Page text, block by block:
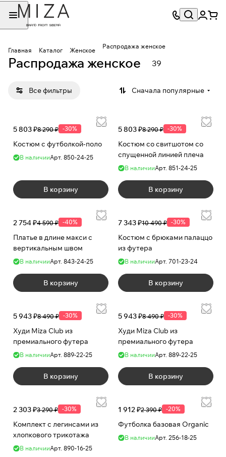
Главная Каталог Женское
Распродажа женское
Распродажа женское 39
Все фильтры Сначала популярные
5 803 ₽8 290 ₽ -30%
Костюм с футболкой-поло
В наличииАрт. 850-24-25
В корзину
5 803 ₽8 290 ₽ -30%
Костюм со свитшотом со
спущенной линией плеча
В наличииАрт. 851-24-25
В корзину
2 754 ₽4 590 ₽ -40%
Платье в длине макси с
вертикальным швом
В наличииАрт. 843-24-25
В корзину
7 343 ₽10 490 ₽ -30%
Костюм с брюками палаццо
из футера
В наличииАрт. 701-23-24
В корзину
5 943 ₽8 490 ₽ -30%
Худи Miza Club из
премиального футера
В наличииАрт. 889-22-25
В корзину
5 943 ₽8 490 ₽ -30%
Худи Miza Club из
премиального футера
В наличииАрт. 889-22-25
В корзину
2 303 ₽3 290 ₽ -30%
Комплект с легинсами из
хлопкового трикотажа
В наличииАрт. 890-16-25
1 912 ₽2 390 ₽ -20%
Футболка базовая Organic
В наличииАрт. 256-18-25